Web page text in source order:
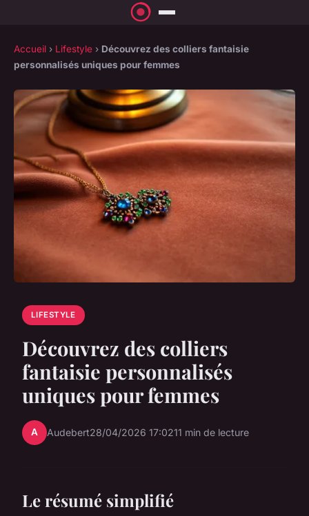
Accueil › Lifestyle › Découvrez des colliers fantaisie
personnalisés uniques pour femmes
LIFESTYLE
Découvrez des colliers
fantaisie personnalisés
uniques pour femmes
A Audebert28/04/2026 17:0211 min de lecture
Le résumé simplifié